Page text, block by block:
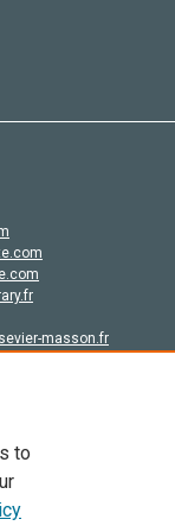
masson.fr
droits sont réservés,
to